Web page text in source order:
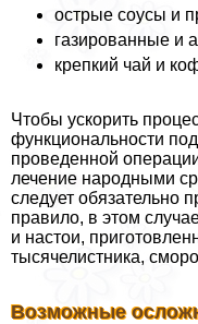
острые соусы и
газированные и
крепкий чай и
Чтобы ускорить
функциональности
проведенной
лечение народными
следует обязательно
правило, в этом
и настои,
тысячелистника,
Возможные